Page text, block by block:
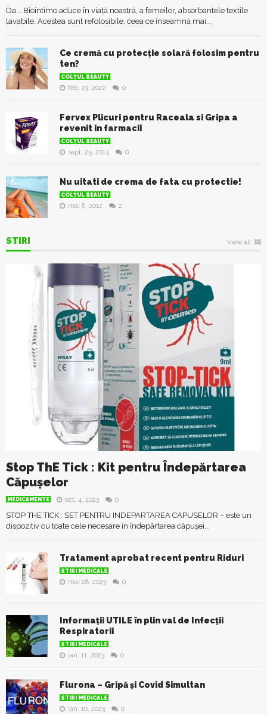
Da .. Biointimo aduce în viață noastră, a femeilor, absorbantele textile
lavabile. Acestea sunt refolosibile, ceea ce înseamnă mai...
Ce cremă cu protecție solară folosim pentru
ten?
COLŢUL BEAUTY
feb. 23, 2022 0
Fervex Plicuri pentru Raceala si Gripa a
revenit in farmacii
COLŢUL BEAUTY
sept. 25, 2014 0
Nu uitati de crema de fata cu protectie!
COLŢUL BEAUTY
mai 8, 2012 2
STIRI View all
Stop ThE Tick : Kit pentru Îndepărtarea
Căpușelor
MEDICAMENTE oct. 4, 2023 0
STOP THE TICK : SET PENTRU INDEPARTAREA CAPUSELOR – este un
dispozitiv cu toate cele necesare în îndepărtarea căpușei...
Tratament aprobat recent pentru Riduri
STIRI MEDICALE
mai 28, 2023 0
Informații UTILE în plin val de Infecții
Respiratorii
STIRI MEDICALE
ian. 11, 2023 0
Flurona – Gripă şi Covid Simultan
STIRI MEDICALE
ian. 10, 2023 0